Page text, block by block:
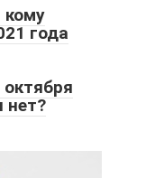
года
нет?